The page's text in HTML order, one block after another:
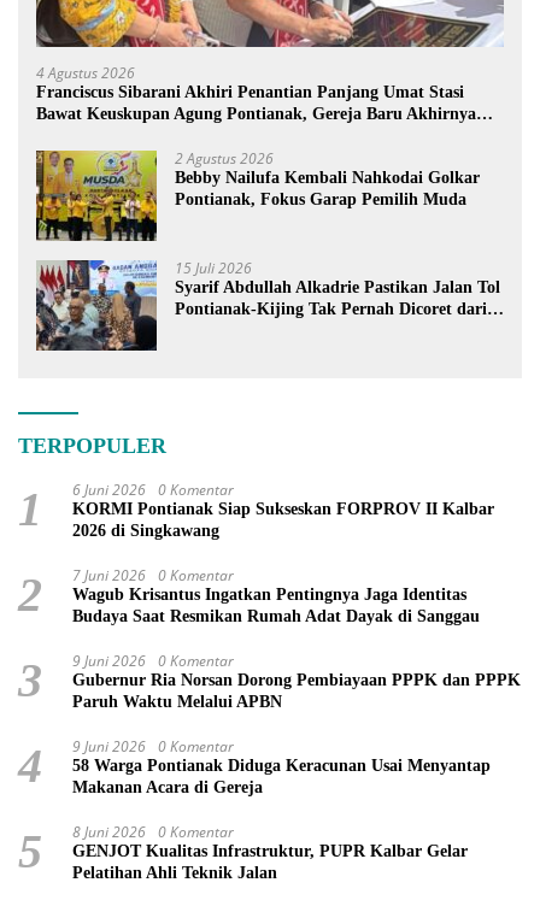
4 Agustus 2026
Franciscus Sibarani Akhiri Penantian Panjang Umat Stasi
Bawat Keuskupan Agung Pontianak, Gereja Baru Akhirnya
2 Agustus 2026
Bebby Nailufa Kembali Nahkodai Golkar
Pontianak, Fokus Garap Pemilih Muda
15 Juli 2026
Syarif Abdullah Alkadrie Pastikan Jalan Tol
Pontianak-Kijing Tak Pernah Dicoret dari
TERPOPULER
1 6 Juni 2026 0 Komentar
KORMI Pontianak Siap Sukseskan FORPROV II Kalbar
2026 di Singkawang
2 7 Juni 2026 0 Komentar
Wagub Krisantus Ingatkan Pentingnya Jaga Identitas
Budaya Saat Resmikan Rumah Adat Dayak di Sanggau
3 9 Juni 2026 0 Komentar
Gubernur Ria Norsan Dorong Pembiayaan PPPK dan PPPK
Paruh Waktu Melalui APBN
4 9 Juni 2026 0 Komentar
58 Warga Pontianak Diduga Keracunan Usai Menyantap
Makanan Acara di Gereja
5 8 Juni 2026 0 Komentar
GENJOT Kualitas Infrastruktur, PUPR Kalbar Gelar
Pelatihan Ahli Teknik Jalan